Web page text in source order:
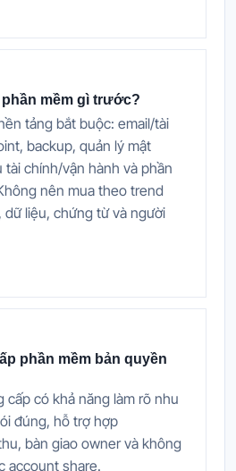
mềm gì trước?
tảng bắt buộc: email/tài
backup, quản lý mật
chính/vận hành và phần
nên mua theo trend
dữ liệu, chứng từ và người
phần mềm bản quyền
cấp có khả năng làm rõ nhu
đúng, hỗ trợ hợp
bàn giao owner và không
account share.